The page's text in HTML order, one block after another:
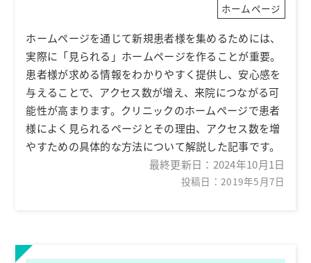
ホームページ
ホームページを通じて新規患者様を集めるためには、
実際に「見られる」ホームページを作ることが重要。
患者様が求める情報をわかりやすく提供し、安心感を
与えることで、アクセス数が増え、来院につながる可
能性が高まります。クリニックのホームページで患者
様によく見られるページとその理由、アクセス数を増
やすための具体的な方法について解説した記事です。
最終更新日： 2024年10月1日
投稿日：2019年5月7日